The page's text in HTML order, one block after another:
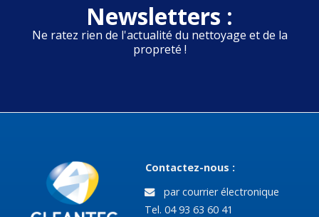
Newsletters :
Ne ratez rien de l'actualité du nettoyage et de la
propreté !
Contactez-nous :
par courrier électronique
Tel. 04 93 63 60 41